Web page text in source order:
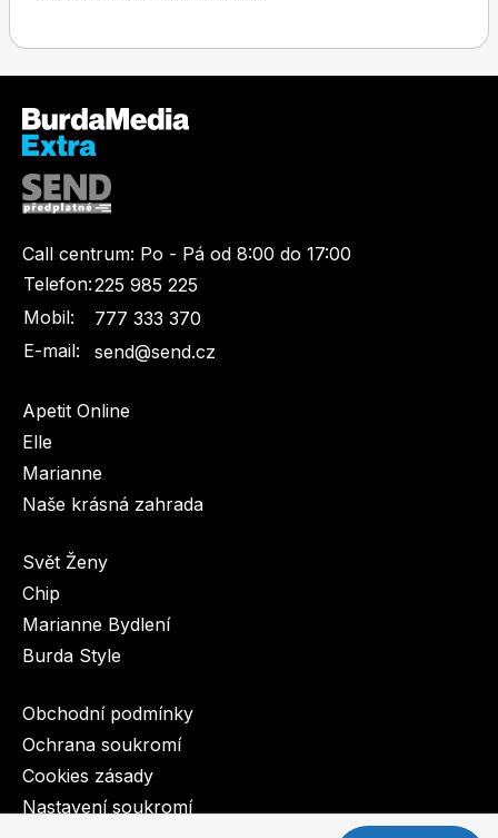
Call centrum: Po - Pá od 8:00 do 17:00
Telefon:225 985 225
Mobil:
777 333 370
E-mail:
send@send.cz
Apetit Online
Elle
Marianne
Naše krásná zahrada
Svět Ženy
Chip
Marianne Bydlení
Burda Style
Obchodní podmínky
Ochrana soukromí
Cookies zásady
Nastavení soukromí